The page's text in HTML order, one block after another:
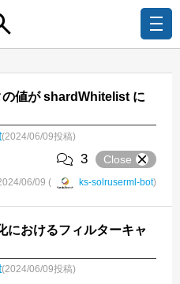
の値が shardWhitelist に
(2024/06/09投稿)
3 Close
06/09 ( ks-solruserml-bot)
におけるフィルターキャ
(2024/06/09投稿)